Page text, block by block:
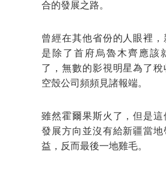
合的發展之路。
曾經在其他省份的人眼裡，
是除了首府烏魯木齊應該
了，無數的影視明星為了
空殼公司頻頻見諸報端。
雖然霍爾果斯火了，但是這
發展方向並沒有給新疆當地
益，反而最後一地雞毛。